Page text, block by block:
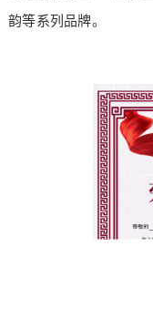
韵等系列品牌。